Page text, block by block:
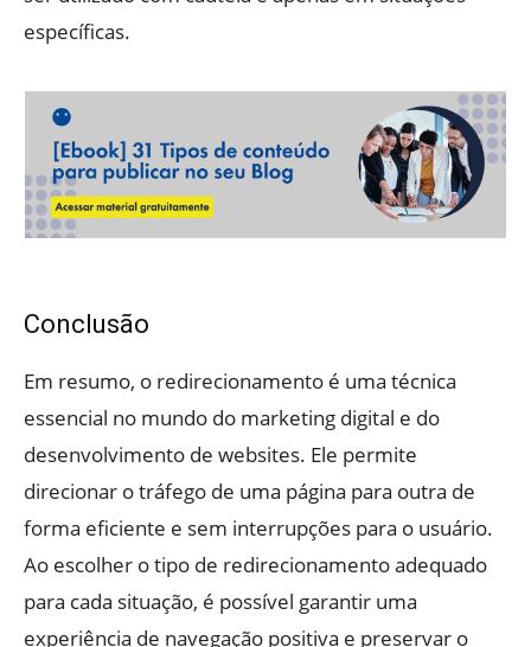
específicas.
Conclusão
Em resumo, o redirecionamento é uma técnica
essencial no mundo do marketing digital e do
desenvolvimento de websites. Ele permite
direcionar o tráfego de uma página para outra de
forma eficiente e sem interrupções para o usuário.
Ao escolher o tipo de redirecionamento adequado
para cada situação, é possível garantir uma
experiência de navegação positiva e preservar o